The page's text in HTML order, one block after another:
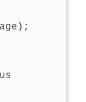
);